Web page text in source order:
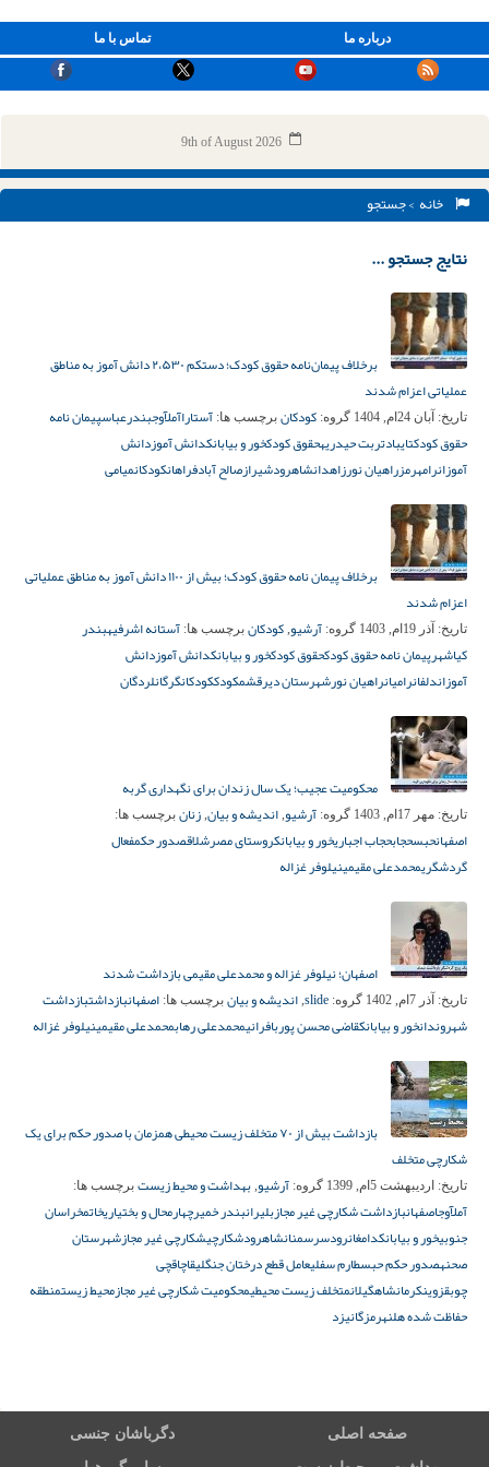
تماس با ما درباره ما
9th of August 2026
خانه > جستجو
نتایج جستجو ...
برخلاف پیمان‌نامه حقوق کودک؛ دستکم ۲،۵۳۰ دانش آموز به مناطق
عملیاتی اعزام شدند
تاریخ: آبان 24ام, 1404 گروه: کودکان برچسب ها: آستاراآملآوجبندرعباسپیمان نامه
حقوق کودکتایبادتربت حیدریهحقوق کودکخور و بیابانکدانش آموزدانش
آموزانرامهرمزراهیان نورزاهدانشاهرودشیرازصالح آبادفراهانکودکانمیامی
برخلاف پیمان نامه حقوق کودک؛ بیش از ۱۱۰۰ دانش آموز به مناطق عملیاتی
اعزام شدند
تاریخ: آذر 19ام, 1403 گروه: آرشیو, کودکان برچسب ها: آستانه اشرفیهبندر
کیاشهرپیمان نامه حقوق کودکحقوق کودکخور و بیابانکدانش آموزدانش
آموزاندلفانرامیانراهیان نورشهرستان دیرقشمکودککودکانگرگانلردگان
محکومیت عجیب؛ یک سال زندان برای نگهداری گربه
تاریخ: مهر 17ام, 1403 گروه: آرشیو, اندیشه و بیان, زنان برچسب ها:
اصفهانحبسحجابحجاب اجباریخور و بیابانکروستای مصرشلاقصدور حکمفعال
گردشگریمحمدعلی مقیمینیلوفر غزاله
اصفهان؛ نیلوفر غزاله و محمدعلی مقیمی بازداشت شدند
تاریخ: آذر 7ام, 1402 گروه: slide
, اندیشه و بیان برچسب ها: اصفهانبازداشتبازداشت
شهروندانخور و بیابانکقاضی محسن پوربافرانیمحمدعلی رهابمحمدعلی مقیمینیلوفر غزاله
بازداشت بیش از ۷۰ متخلف زیست محیطی همزمان با صدور حکم برای یک
شکارچی متخلف
تاریخ: اردیبهشت 5ام, 1399 گروه: آرشیو, بهداشت و محیط زیست برچسب ها:
آملآوجاصفهانبازداشت شکارچی غیر مجازبلیرانبندر خمیرچهارمحال و بختیاریخاتمخراسان
جنوبیخور و بیابانکدامغانرودسرسمنانشاهرودشکارچیشکارچی غیر مجازشهرستان
صحنهصدور حکم حبسطارم سفلیعامل قطع درختان جنگلیقاچاقچی
چوبقزوینکرمانشاهگیلانمتخلف زیست محیطیمحکومیت شکارچی غیر مجازمحیط زیستمنطقه
حفاظت شده هلنهرمزگانیزد
صفحه اصلی دگرباشان جنسی